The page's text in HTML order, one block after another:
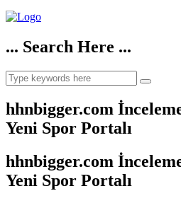
... Search Here ...
hhnbigger.com
Yeni Spor Portalı
hhnbigger.com
Yeni Spor Portalı